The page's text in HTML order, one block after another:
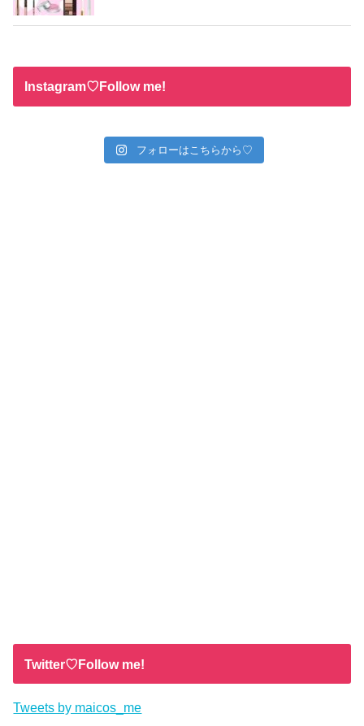
Instagram♡Follow me!
フォローはこちらから♡
Twitter♡Follow me!
Tweets by maicos_me